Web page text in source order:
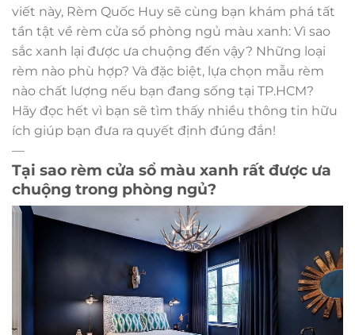
viết này, Rèm Quốc Huy sẽ cùng bạn khám phá tất
tần tật về rèm cửa sổ phòng ngủ màu xanh: Vì sao
sắc xanh lại được ưa chuộng đến vậy? Những loại
rèm nào phù hợp? Và đặc biệt, lựa chọn mẫu rèm
nào chất lượng nếu bạn đang sống tại TP.HCM?
Hãy đọc hết vì bạn sẽ tìm thấy nhiều thông tin hữu
ích giúp bạn đưa ra quyết định đúng đắn!
—
Tại sao rèm cửa sổ màu xanh rất được ưa
chuộng trong phòng ngủ?